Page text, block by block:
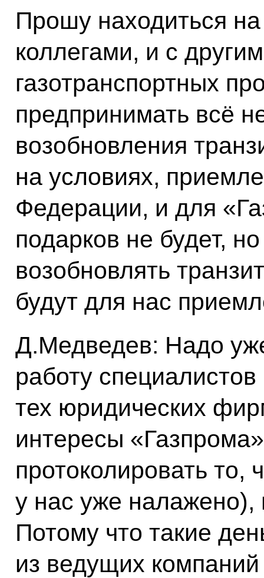
Прошу находиться
коллегами, и с
газотранспортных
предпринимать всё
возобновления
на условиях,
Федерации, и для
подарков не будет,
возобновлять
будут для нас
Д.Медведев: Надо
работу
тех юридических
интересы
протоколировать то,
у нас уже налажено),
Потому что такие
из ведущих